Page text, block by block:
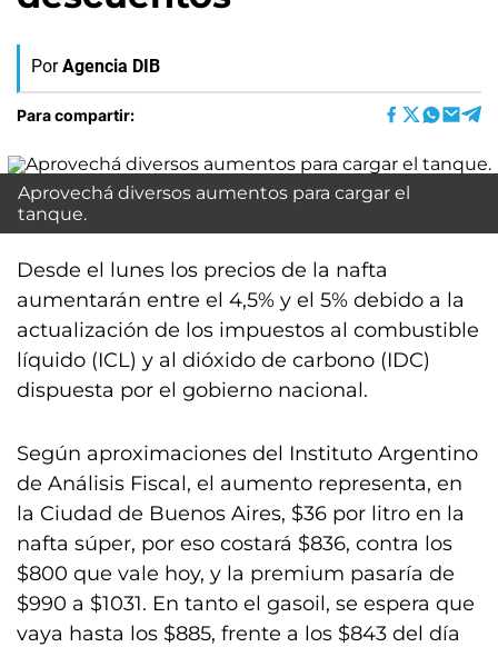
Por Agencia DIB
Para compartir:
Aprovechá diversos aumentos para cargar el
tanque.
Desde el lunes los precios de la nafta
aumentarán entre el 4,5% y el 5% debido a la
actualización de los impuestos al combustible
líquido (ICL) y al dióxido de carbono (IDC)
dispuesta por el gobierno nacional.
Según aproximaciones del Instituto Argentino
de Análisis Fiscal, el aumento representa, en
la Ciudad de Buenos Aires, $36 por litro en la
nafta súper, por eso costará $836, contra los
$800 que vale hoy, y la premium pasaría de
$990 a $1031. En tanto el gasoil, se espera que
vaya hasta los $885, frente a los $843 del día